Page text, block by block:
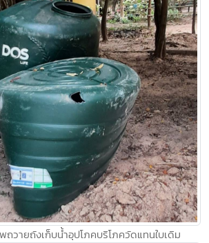
ถวายถังเก็บน้ำอุปโภคบริโภควัดแทนใบเดิม